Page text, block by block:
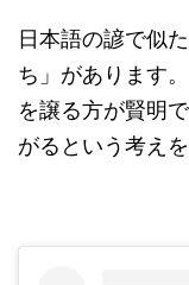
日本語の諺で似
ち」があります
を譲る方が賢明
がるという考え